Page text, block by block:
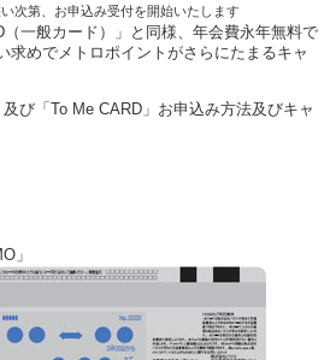
次第、お申込み受付を開始いたします
一般カード）」と同様、年会費永年無料で
求めでメトロポイントがさらにたまるキャ
び「To Me CARD」お申込み方法及びキャ
」